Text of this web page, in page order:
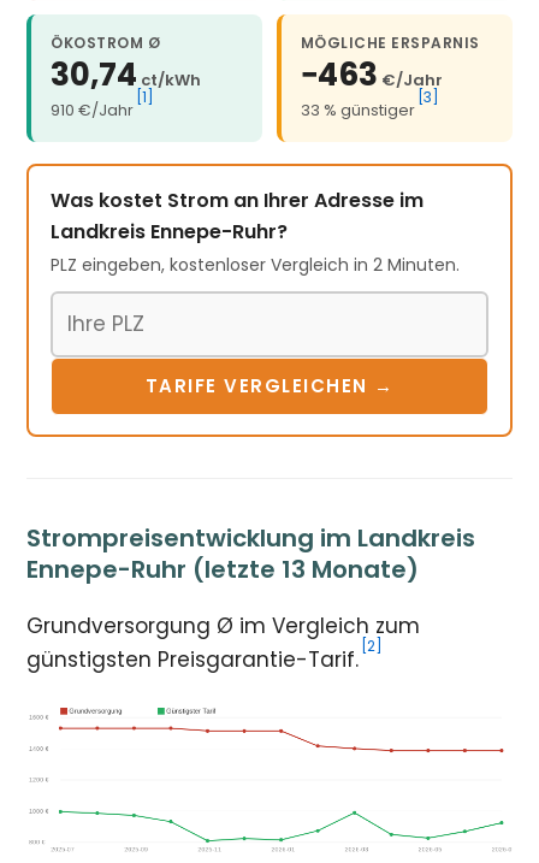
ÖKOSTROM Ø
30,74 ct/kWh
910 €/Jahr
[1]
MÖGLICHE ERSPARNIS
−463 €/Jahr
33 % günstiger
[3]
Was kostet Strom an Ihrer Adresse im
Landkreis Ennepe-Ruhr?
PLZ eingeben, kostenloser Vergleich in 2 Minuten.
TARIFE VERGLEICHEN →
Strompreisentwicklung im Landkreis
Ennepe-Ruhr (letzte 13 Monate)
Grundversorgung Ø im Vergleich zum
günstigsten Preisgarantie-Tarif. [2]